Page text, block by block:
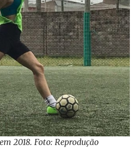
2018. Foto: Reprodução